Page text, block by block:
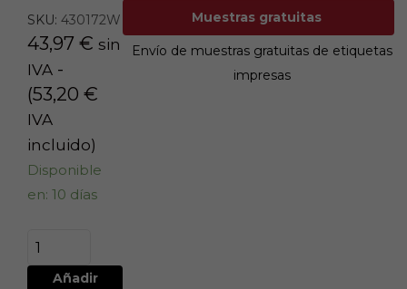
SKU: 430172W
43,97 € sin
IVA -
(53,20 €
IVA
incluido)
Disponible
en: 10 días
Añadir
Muestras gratuitas
Envío de muestras gratuitas de etiquetas
impresas